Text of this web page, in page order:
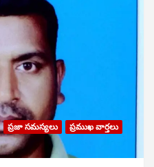
ప్రజా సమస్యలు
ప్రముఖ వార్తలు